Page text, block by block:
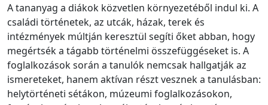
A tananyag a diákok közvetlen környezetéből indul ki. A
családi történetek, az utcák, házak, terek és
intézmények múltján keresztül segíti őket abban, hogy
megértsék a tágabb történelmi összefüggéseket is. A
foglalkozások során a tanulók nemcsak hallgatják az
ismereteket, hanem aktívan részt vesznek a tanulásban:
helytörténeti sétákon, múzeumi foglalkozásokon,